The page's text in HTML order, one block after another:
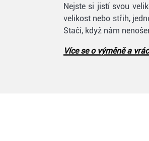
Nejste si jistí svou
velikost nebo střih,
Stačí, když nám
Více se o výměně a